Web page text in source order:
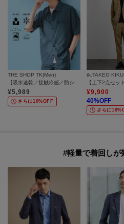
THE SHOP TK(Men)
¥5,989
さらに10%OFF
tk.TAKEO
¥9,900
40%OFF
さらに
#軽量で着回しが